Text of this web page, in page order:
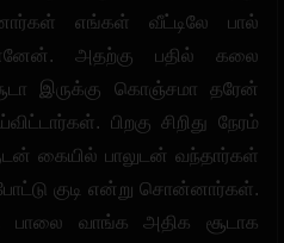
எங்கள் வீட்டிலே பால்
அதற்கு பதில் கலை
இருக்கு கொஞ்சமா தரேன்
பிறகு சிறிது நேரம்
கையில் பாலுடன் வந்தார்கள்
குடி என்று சொன்னார்கள்.
பாலை வாங்க அதிக சூடாக